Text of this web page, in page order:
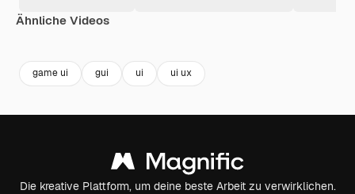
Ähnliche Videos
game ui gui ui ui ux
Die kreative Plattform, um deine beste Arbeit zu verwirklichen.